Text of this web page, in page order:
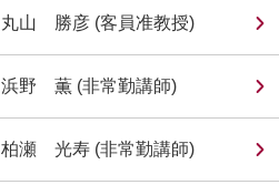
丸山 勝彦 (客員准教授)
浜野 薫 (非常勤講師)
柏瀬 光寿 (非常勤講師)